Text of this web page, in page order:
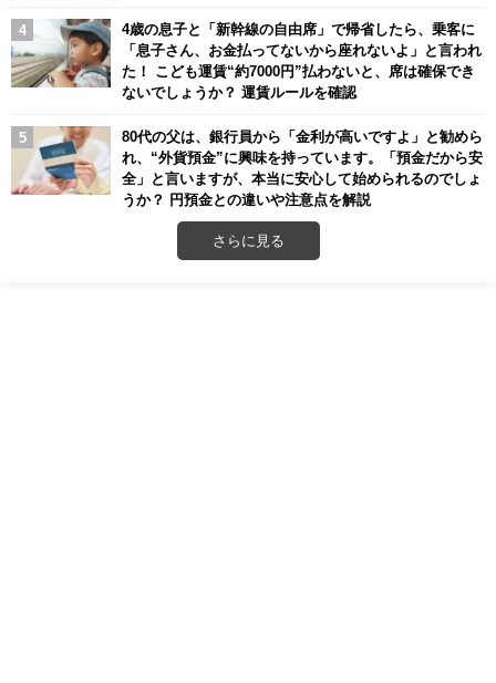
4歳の息子と「新幹線の自由席」で帰省したら、乗客に
「息子さん、お金払ってないから座れないよ」と言われ
た！ こども運賃“約7000円”払わないと、席は確保でき
ないでしょうか？ 運賃ルールを確認
80代の父は、銀行員から「金利が高いですよ」と勧めら
れ、“外貨預金”に興味を持っています。「預金だから安
全」と言いますが、本当に安心して始められるのでしょ
うか？ 円預金との違いや注意点を解説
さらに見る